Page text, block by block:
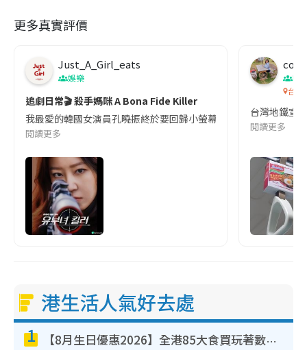
更多真實評價
Just_A_Girl_eats
娛樂
追劇日常🎬 殺手媽咪 A Bona Fide Killer
我最愛的韓國女演員孔曉振終於要回歸小螢幕啦!這次的劇本改編
閱讀更多
co
吹
台灣
台灣地鐵宣
閱讀更多
港生活人氣好去處
1 【8月生日優惠2026】全港85大食買玩著數攻略 自助餐/火鍋放題同行免費＋誠品/DONKI送現金券